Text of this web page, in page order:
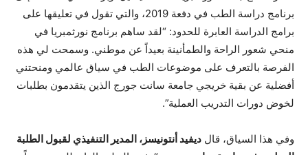
برنامج دراسة الطب في دفعة 2019، والتي تقول في تعليقها على
برامج الدراسة العابرة للحدود: “لقد ساهم برنامج نورثمبريا في
منحي شعور الراحة والطمأنينة بعيداً عن موطني. وسمحت لي هذه
الفرصة بالتعرف على موضوعات الطب في سياق عالمي ومنحتني
أفضلية عن بقية خريجي جامعة سانت جورج الذين يتقدمون بطلبات
لخوض دورات التدريب العملية”.
وفي هذا السياق، قال ديفيد أنتونيسز ، المدير التنفيذي لقبول الطلبة